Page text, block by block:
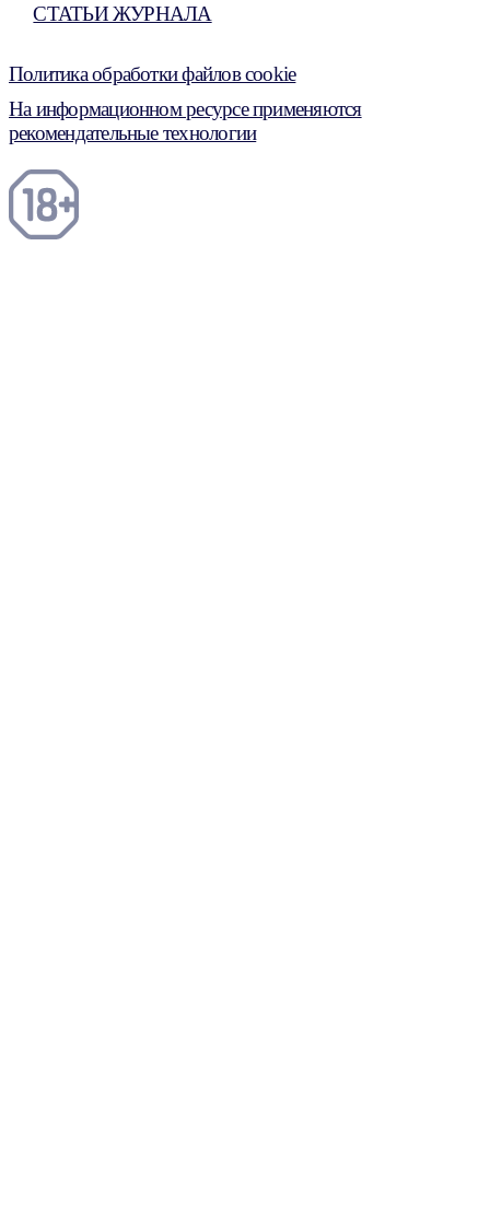
СТАТЬИ ЖУРНАЛА
Политика обработки файлов cookie
На информационном ресурсе применяются
рекомендательные технологии